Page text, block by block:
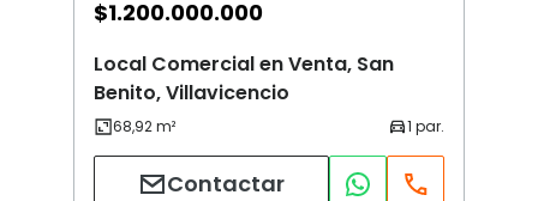
$1.200.000.000
Local Comercial en Venta, San
Benito, Villavicencio
Contactar